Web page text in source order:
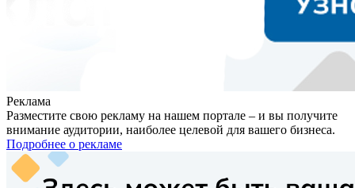
Реклама
Разместите свою рекламу на нашем портале – и вы получите
внимание аудитории, наиболее целевой для вашего бизнеса.
Подробнее о рекламе